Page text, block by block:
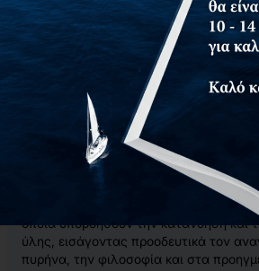
Στο βιβλίο τούτο περιγράφεται μία
προγραμματισμού C++, η οποία
έννοιες και τα θεμελιώδη της γλώσσας,
που υλοποιεί και ειδικότερα τα κύρια
γλώσσας που την διαφοροποιούν από
προγραμματισμού.
Επειδή η γλώσσα C++ σχεδιάστηκε για
προγραμματισμό δεν είναι εύκολη
τον λόγο αυτόν κατεβλήθη ιδιαίτερη
συγγραφέα, ώστε το βιβλίο αυτό να
να περιέχει πολλά προγραμματιστικά
οποία υποβοηθούν την κατανόηση και
ύλης, εισάγοντας προοδευτικά τον
πυρήνα, την φιλοσοφία και στα